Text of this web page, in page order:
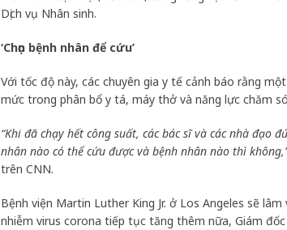
Dịch vụ Nhân sinh.
‘Chọn bệnh nhân để cứu’
Với tốc độ này, các chuyên gia y tế cảnh báo rằng
mức trong phân bổ y tá, máy thở và năng lực chăm
“Khi đã chạy hết công suất, các bác sĩ và các nhà đạo
nhân nào có thể cứu được và bệnh nhân nào thì
trên CNN.
Bệnh viện Martin Luther King Jr. ở Los Angeles sẽ
nhiễm virus corona tiếp tục tăng thêm nữa, Giám